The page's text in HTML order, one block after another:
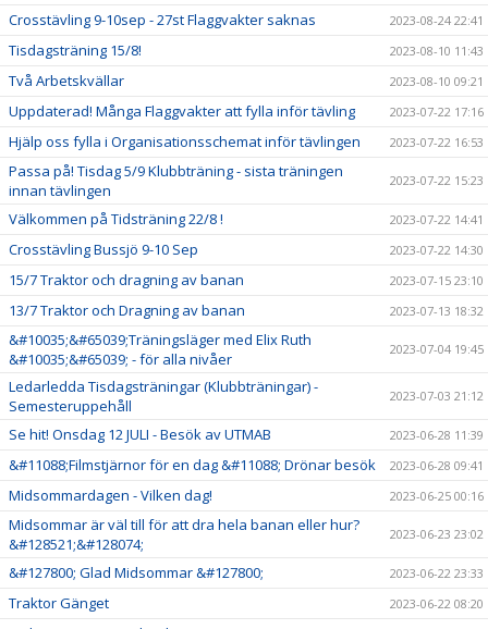
Crosstävling 9-10sep - 27st Flaggvakter saknas 2023-08-24 22:41
Tisdagsträning 15/8! 2023-08-10 11:43
Två Arbetskvällar 2023-08-10 09:21
Uppdaterad! Många Flaggvakter att fylla inför tävling 2023-07-22 17:16
Hjälp oss fylla i Organisationsschemat inför tävlingen 2023-07-22 16:53
Passa på! Tisdag 5/9 Klubbträning - sista träningen
innan tävlingen
2023-07-22 15:23
Välkommen på Tidsträning 22/8 ! 2023-07-22 14:41
Crosstävling Bussjö 9-10 Sep 2023-07-22 14:30
15/7 Traktor och dragning av banan 2023-07-15 23:10
13/7 Traktor och Dragning av banan 2023-07-13 18:32
&#10035;&#65039;Träningsläger med Elix Ruth
&#10035;&#65039; - för alla nivåer
2023-07-04 19:45
Ledarledda Tisdagsträningar (Klubbträningar) -
Semesteruppehåll
2023-07-03 21:12
Se hit! Onsdag 12 JULI - Besök av UTMAB 2023-06-28 11:39
&#11088;Filmstjärnor för en dag &#11088; Drönar besök 2023-06-28 09:41
Midsommardagen - Vilken dag! 2023-06-25 00:16
Midsommar är väl till för att dra hela banan eller hur?
&#128521;&#128074;
2023-06-23 23:02
&#127800; Glad Midsommar &#127800; 2023-06-22 23:33
Traktor Gänget 2023-06-22 08:20